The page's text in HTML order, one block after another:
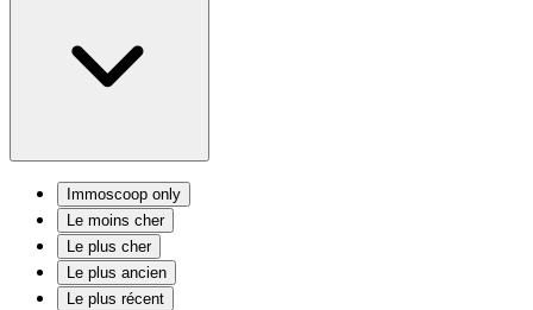
Immoscoop only
Le moins cher
Le plus cher
Le plus ancien
Le plus récent